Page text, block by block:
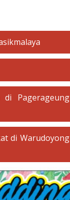
di Pagerageung
di Warudoyong